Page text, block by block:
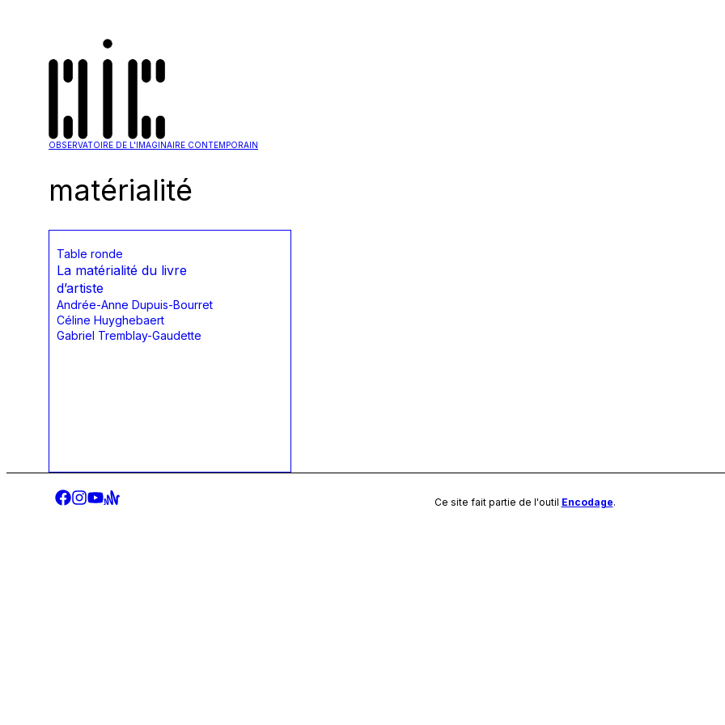
OBSERVATOIRE DE L'IMAGINAIRE CONTEMPORAIN
matérialité
Table ronde
La matérialité du livre
d’artiste
Andrée-Anne Dupuis-Bourret
Céline Huyghebaert
Gabriel Tremblay-Gaudette
Ce site fait partie de l'outil Encodage.